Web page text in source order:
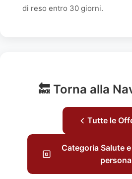
di reso entro 30 giorni.
🔙 Torna alla
Tutte le
Categoria Salute
persona